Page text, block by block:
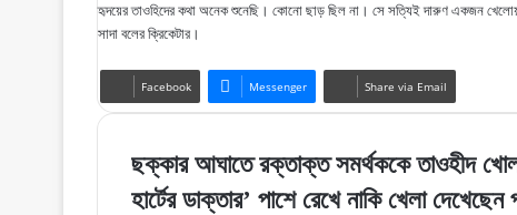
হৃদয়ের তাওহিদের কথা অনেক শুনেছি। কোনো ছাড় ছিল না। সে সত্যিই দারুণ একজন
সাদা বলের ক্রিকেটার।
Facebook Messenger Share via Email
ছক্কার
আঘাতে
রক্তাক্ত
ছক্কার আঘাতে রক্তাক্ত সমর্থককে তাওহীদ খোলা
হার্টের
হার্টের ডাক্তার’ পাশে রেখে নাকি খেলা দেখেছেন